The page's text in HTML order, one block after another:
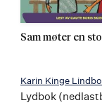
Sam møter en
Karin Kinge
Lydbok